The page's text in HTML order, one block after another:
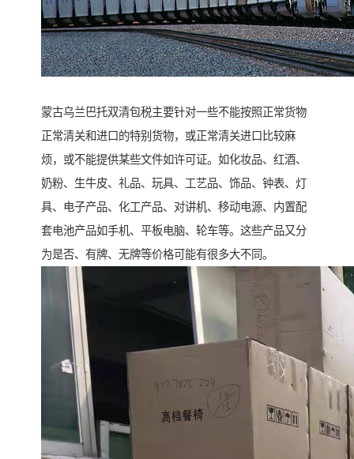
蒙古乌兰巴托双清包税主要针对一些不能按照正常货物
正常清关和进口的特别货物，或正常清关进口比较麻
烦，或不能提供某些文件如许可证。如化妆品、红酒、
奶粉、生牛皮、礼品、玩具、工艺品、饰品、钟表、灯
具、电子产品、化工产品、对讲机、移动电源、内置配
套电池产品如手机、平板电脑、轮车等。这些产品又分
为是否、有牌、无牌等价格可能有很多大不同。